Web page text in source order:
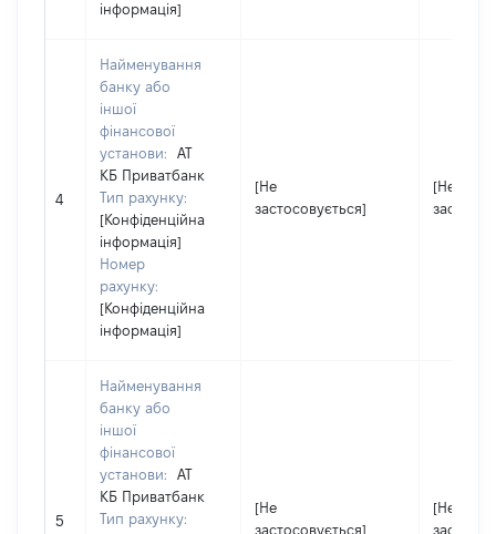
інформація]
4
Найменування
банку або
іншої
фінансової
установи:
АТ
КБ Приватбанк
Тип рахунку:
[Конфіденційна
інформація]
Номер
рахунку:
[Конфіденційна
інформація]
[Не
застосовується]
[Не
5
Найменування
банку або
іншої
фінансової
установи:
АТ
КБ Приватбанк
Тип рахунку:
[Не
застосовується]
[Не